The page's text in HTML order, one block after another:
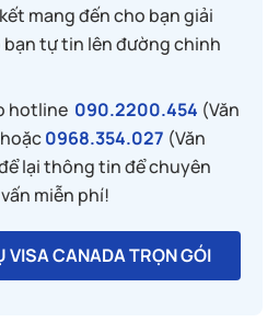
mang đến cho bạn giải
tự tin lên đường chinh
hotline 090.2200.454 (Văn
0968.354.027 (Văn
lại thông tin để chuyên
miễn phí!
VISA CANADA TRỌN GÓI